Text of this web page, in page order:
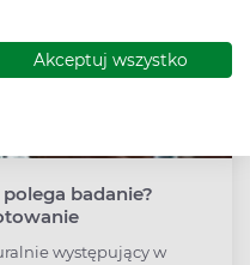
Akceptuj wszystko
badanie?
występujący w